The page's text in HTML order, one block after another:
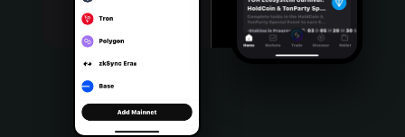
Português (Brasil)
Español (Argentina)